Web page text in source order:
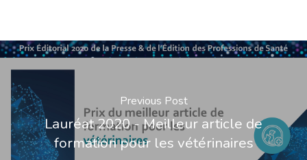
Previous Post
Lauréat 2020 - Meilleur article de
formation pour les vétérinaires